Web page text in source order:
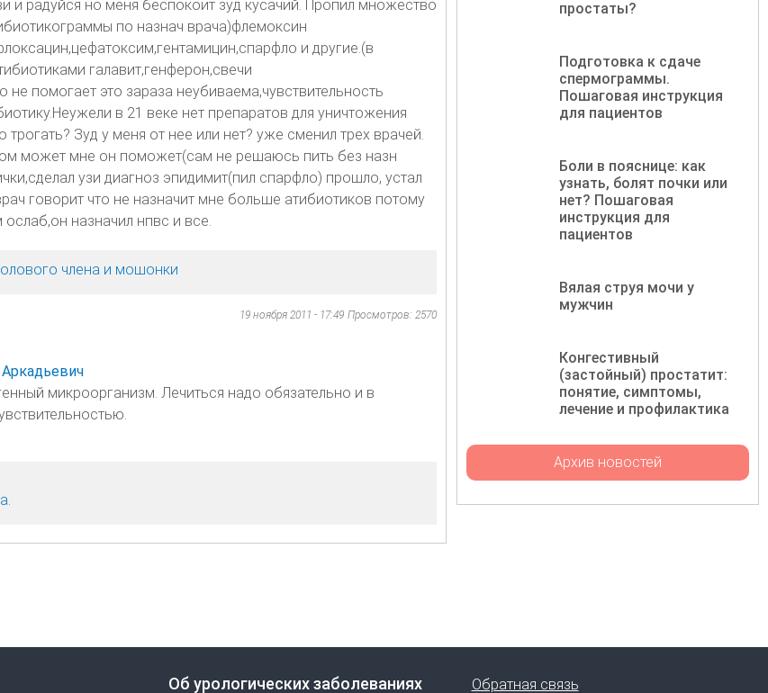
и радуйся но меня беспокоит зуд кусачий. Пропил множество
по назнач врача)флемоксин
и другие.(в
галавит,генферон,свечи
помогает это зараза неубиваема,чувствительность
в 21 веке нет препаратов для уничтожения
Зуд у меня от нее или нет? уже сменил трех врачей.
может мне он поможет(сам не решаюсь пить без назн
узи диагноз эпидимит(пил спарфло) прошло, устал
говорит что не назначит мне больше атибиотиков потому
назначил нпвс и все.
члена и мошонки
19 ноября 2011 - 17:49 Просмотров: 2570
микроорганизм. Лечиться надо обязательно и в
простаты?
Подготовка к сдаче
спермограммы.
Пошаговая инструкция
для пациентов
Боли в пояснице: как
узнать, болят почки или
нет? Пошаговая
инструкция для
пациентов
Вялая струя мочи у
мужчин
Конгестивный
(застойный) простатит:
понятие, симптомы,
лечение и профилактика
Архив новостей
Об урологических заболеваниях Обратная связь